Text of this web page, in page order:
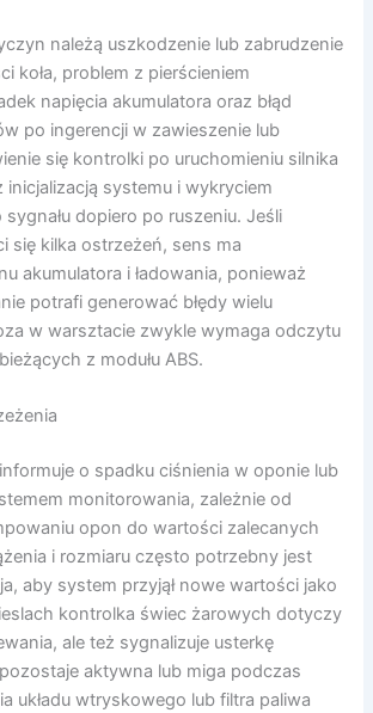
należą uszkodzenie lub zabrudzenie
koła, problem z pierścieniem
napięcia akumulatora oraz błąd
po ingerencji w zawieszenie lub
się kontrolki po uruchomieniu silnika
inicjalizacją systemu i wykryciem
sygnału dopiero po ruszeniu. Jeśli
się kilka ostrzeżeń, sens ma
akumulatora i ładowania, ponieważ
potrafi generować błędy wielu
w warsztacie zwykle wymaga odczytu
z modułu ABS.
o spadku ciśnienia w oponie lub
monitorowania, zależnie od
opon do wartości zalecanych
i rozmiaru często potrzebny jest
aby system przyjął nowe wartości jako
kontrolka świec żarowych dotyczy
ale też sygnalizuje usterkę
aktywna lub miga podczas
układu wtryskowego lub filtra paliwa